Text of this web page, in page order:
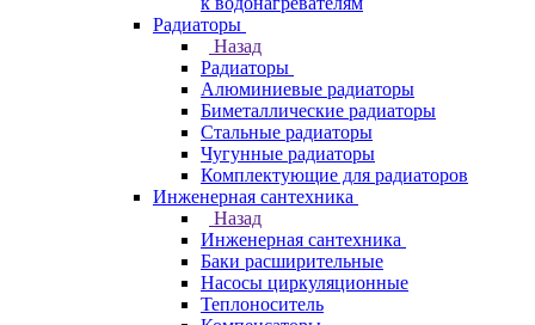
Радиаторы
Назад
Радиаторы
Алюминиевые радиаторы
Биметаллические радиаторы
Стальные радиаторы
Чугунные радиаторы
Комплектующие для радиаторов
Инженерная сантехника
Назад
Инженерная сантехника
Баки расширительные
Насосы циркуляционные
Теплоноситель